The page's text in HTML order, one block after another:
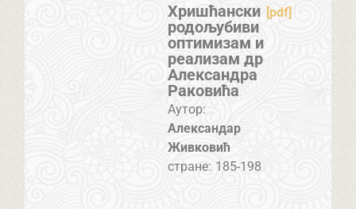
Хришћански
родољубиви
оптимизам и
реализам др
Александра
Раковића
[pdf]
Аутор:
Александар
Живковић
стране: 185-198